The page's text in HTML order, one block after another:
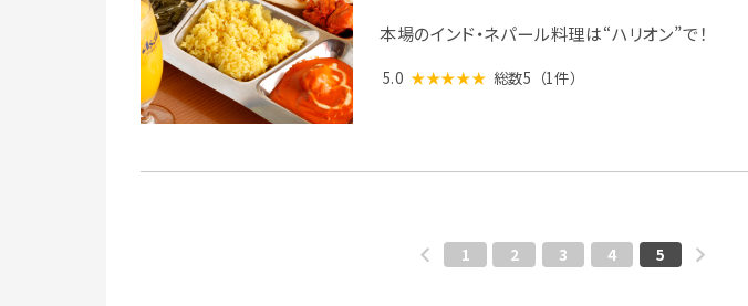
本場のインド・ネパール料理は“ハリオン”で！
5.0 ★★★★★ 総数5 （1件）
1 2 3 4 5